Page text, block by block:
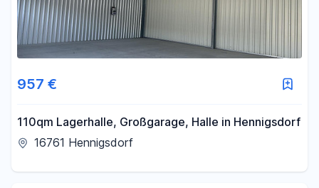
957 €
110qm Lagerhalle, Großgarage, Halle in Hennigsdorf
16761 Hennigsdorf